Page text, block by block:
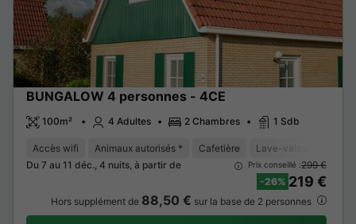
BUNGALOW 4 personnes - 4CE
100m² 4 Adultes 2 Chambres 1 Sdb
Accès wifi Animaux autorisés * Cafetière Lave-vaisselle
Du 7 au 11 déc., 4 nuits, à partir de
Prix conseillé :299 €
-26% 219 €
Hors supplément de 88,50 € sur la base de 2 personnes